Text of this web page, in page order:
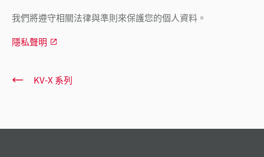
我們將遵守相關法律與準則來保護您的個人資料。
隱私聲明
KV-X 系列